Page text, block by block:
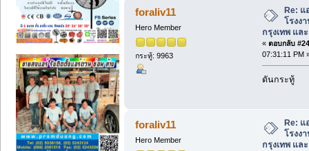
กรุงเทพ และ พื้นที่ใกล้เคียง. (อ่าน
foraliv11
Hero Member
กระทู้: 9963
Re: แ
โรงง
กรุงเทพ แล
« ตอบกลับ
07:31:11 PM
ดันกระทู้
foraliv11
Hero Member
Re: แ
โรงง
กรุงเทพ แล